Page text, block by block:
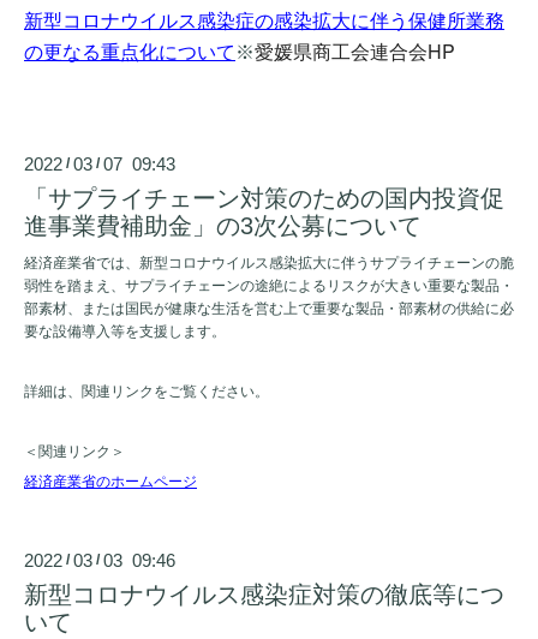
新型コロナウイルス感染症の感染拡大に伴う保健所業務
の更なる重点化について ※愛媛県商工会連合会HP
2022 /03 /07 09:43
「サプライチェーン対策のための国内投資促
進事業費補助金」の3次公募について
経済産業省では、新型コロナウイルス感染拡大に伴うサプライチェーンの脆
弱性を踏まえ、サプライチェーンの途絶によるリスクが大きい重要な製品・
部素材、または国民が健康な生活を営む上で重要な製品・部素材の供給に必
要な設備導入等を支援します。
詳細は、関連リンクをご覧ください。
＜関連リンク＞
経済産業省のホームページ
2022 /03 /03 09:46
新型コロナウイルス感染症対策の徹底等につ
いて